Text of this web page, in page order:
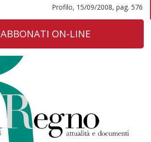
Profilo, 15/09/2008, pag. 576
ABBONATI ON-LINE